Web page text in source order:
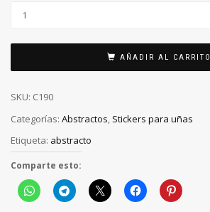
AÑADIR AL CARRITO
SKU: C190
Categorías: Abstractos, Stickers para uñas
Etiqueta: abstracto
Comparte esto: